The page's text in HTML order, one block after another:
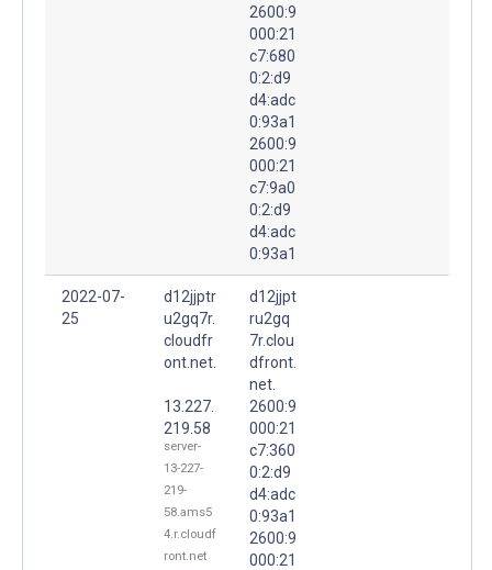
2600:9
000:21
c7:680
0:2:d9
d4:adc
0:93a1
2600:9
000:21
c7:9a0
0:2:d9
d4:adc
0:93a1
2022-07-
25
d12jjptr
u2gq7r.
cloudfr
ont.net.
13.227.
219.58
server-
13-227-
219-
58.ams5
4.r.cloudf
ront.net
d12jjpt
ru2gq
7r.clou
dfront.
net.
2600:9
000:21
c7:360
0:2:d9
d4:adc
0:93a1
2600:9
000:21